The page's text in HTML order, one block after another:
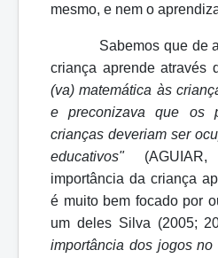
mesmo, e nem o
Sabemos que de
criança aprende através
(va) matemática às
e preconizava que os
crianças deveriam ser
educativos"(AGUIAR,
importância da criança
é muito bem focado por
um deles Silva (2005;
importância dos jogos no